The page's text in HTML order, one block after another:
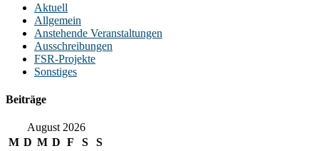
Aktuell
Allgemein
Anstehende Veranstaltungen
Ausschreibungen
FSR-Projekte
Sonstiges
Beiträge
August 2026
M D M D F S
S